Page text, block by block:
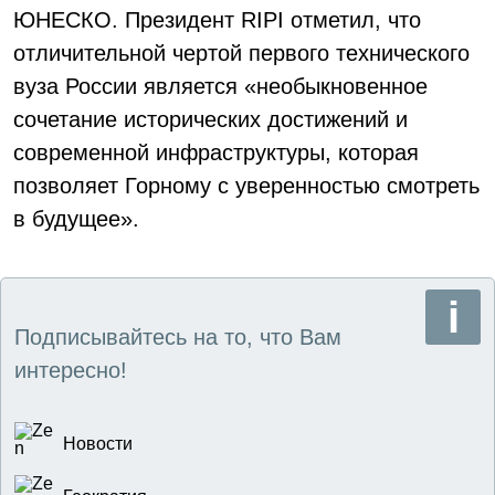
ЮНЕСКО. Президент RIPI отметил, что
отличительной чертой первого технического
вуза России является «необыкновенное
сочетание исторических достижений и
современной инфраструктуры, которая
позволяет Горному с уверенностью смотреть
в будущее».
Подписывайтесь на то, что Вам
интересно!
Новости